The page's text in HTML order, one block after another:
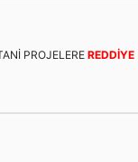
PROJELERE REDDİYE